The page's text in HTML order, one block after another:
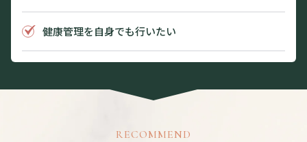
健康管理を自身でも行いたい
RECOMMEND